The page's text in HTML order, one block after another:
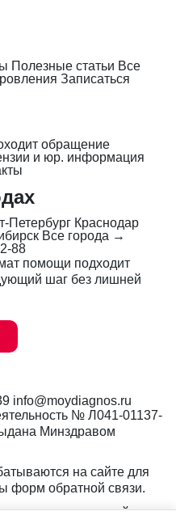
Полезные статьи Все
Записаться
обращение
и юр. информация
Петербург Краснодар
Все города →
88
помощи подходит
шаг без лишней
info@moydiagnos.ru
№ Л041-01137-
Минздравом
на сайте для
форм обратной связи.
ознакомительный